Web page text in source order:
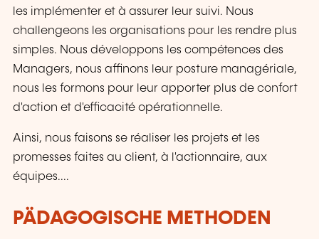
les implémenter et à assurer leur suivi. Nous
challengeons les organisations pour les rendre plus
simples. Nous développons les compétences des
Managers, nous affinons leur posture managériale,
nous les formons pour leur apporter plus de confort
d'action et d'efficacité opérationnelle.
Ainsi, nous faisons se réaliser les projets et les
promesses faites au client, à l'actionnaire, aux
équipes....
PÄDAGOGISCHE METHODEN